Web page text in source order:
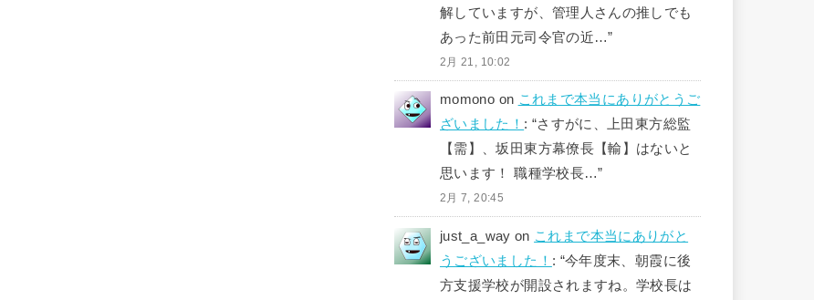
解していますが、管理人さんの推しでも
あった前田元司令官の近…”
2月 21, 10:02
momono on これまで本当にありがとうご
ざいました！ : “さすがに、上田東方総監
【需】、坂田東方幕僚長【輸】はないと
思います！ 職種学校長…”
2月 7, 20:45
just_a_way on これまで本当にありがと
うございました！ : “今年度末、朝霞に後
方支援学校が開設されますね。学校長は